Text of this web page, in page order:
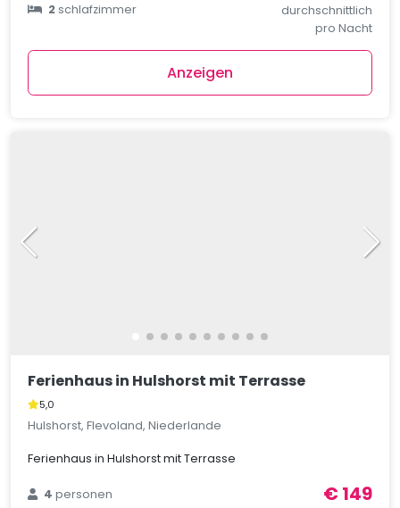
2schlafzimmer
durchschnittlich
pro Nacht
Anzeigen
Ferienhaus in Hulshorst mit Terrasse
5,0
Hulshorst, Flevoland, Niederlande
Ferienhaus in Hulshorst mit Terrasse
4personen
€ 149